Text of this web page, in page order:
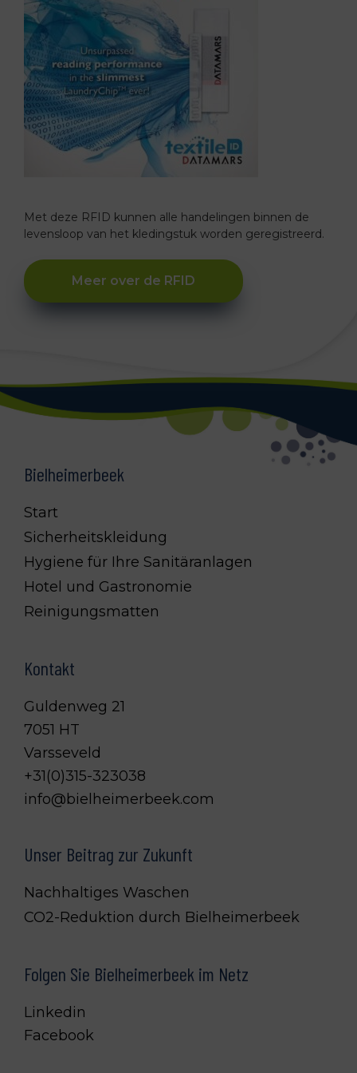
Met deze RFID kunnen alle handelingen binnen de
levensloop van het kledingstuk worden geregistreerd.
Meer over de RFID
FooterBielheimerbeek
Start
Sicherheitskleidung
Hygiene für Ihre Sanitäranlagen
Hotel und Gastronomie
Reinigungsmatten
Kontakt
Guldenweg 21
7051 HT
Varsseveld
+31(0)315-323038
info@bielheimerbeek.com
Unser Beitrag zur Zukunft
Nachhaltiges Waschen
CO2-Reduktion durch Bielheimerbeek
Folgen Sie Bielheimerbeek im Netz
Linkedin
Facebook